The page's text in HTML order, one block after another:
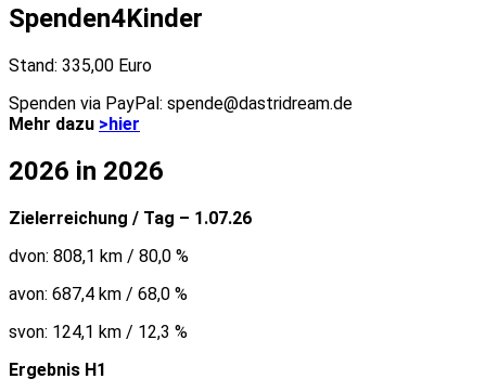
Spenden4Kinder
Stand: 335,00 Euro
Spenden via PayPal: spende@dastridream.de
Mehr dazu >hier
2026 in 2026
Zielerreichung / Tag – 1.07.26
dvon: 808,1 km / 80,0 %
avon: 687,4 km / 68,0 %
svon: 124,1 km / 12,3 %
Ergebnis H1